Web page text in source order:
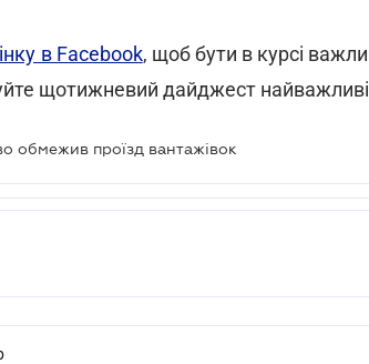
в Facebook, щоб бути в курсі
щотижневий дайджест
обмежив проїзд вантажівок